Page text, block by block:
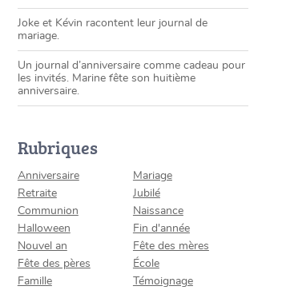
Joke et Kévin racontent leur journal de
mariage.
Un journal d’anniversaire comme cadeau pour
les invités. Marine fête son huitième
anniversaire.
Rubriques
Anniversaire
Mariage
Retraite
Jubilé
Communion
Naissance
Halloween
Fin d'année
Nouvel an
Fête des mères
Fête des pères
École
Famille
Témoignage